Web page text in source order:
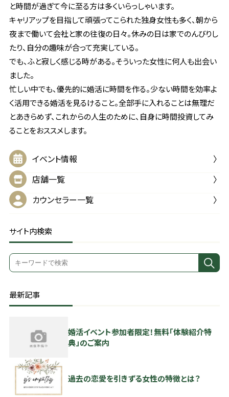
と時間が過ぎて今に至る方は多くいらっしゃいます。
キャリアップを目指して頑張ってこられた独身女性も多く、朝から
夜まで働いて会社と家の往復の日々。休みの日は家でのんびりし
たり、自分の趣味が合って充実している。
でも、ふと寂しく感じる時がある。そういった女性に何人も出会い
ました。
忙しい中でも、優先的に婚活に時間を作る。少ない時間を効率よ
く活用できる婚活を見るけること。全部手に入れることは無理だ
とあきらめず、これからの人生のために、自身に時間投資してみ
ることをおススメします。
イベント情報
店舗一覧
カウンセラー一覧
サイト内検索
最新記事
婚活イベント参加者限定！無料「体験紹介特
典」のご案内
過去の恋愛を引きずる女性の特徴とは？